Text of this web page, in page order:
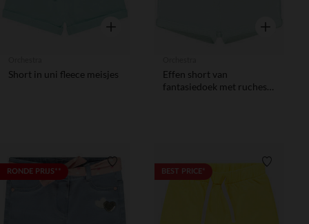
Snel overzicht
Short in uni fleece meisjes
Snel
Effen short van
fantasiedoek met ruches
RONDE PRIJS** Verlanglijstje.BEST PRICE*